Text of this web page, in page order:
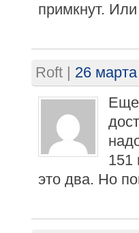
примкнут.
Roft | 26
Еще
151
это два. Но